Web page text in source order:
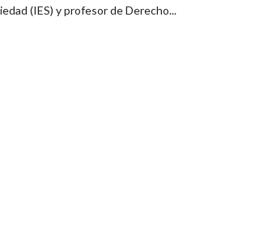
(IES) y profesor de Derecho...